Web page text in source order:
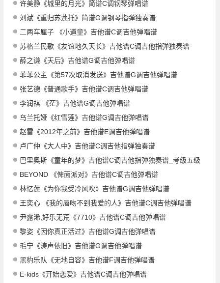
许美静《城里的月光》简谱C调钢琴弹唱谱
刘斌《重归苏莲托》简谱G调钢琴指弹独奏谱
二两车厘子 《小道童》吉他谱C调吉他弹唱谱
苏格兰民歌《友谊地久天长》吉他谱C调吉他指弹独奏谱
薛之谦《天后》吉他谱G调吉他弹唱谱
菲菲公主《第57次取消发送》吉他谱G调吉他弹唱谱
张艺德《普通歌手》吉他谱C调吉他弹唱谱
李润祺 《茫》吉他谱G调吉他弹唱谱
乌兰托娅《红雪莲》吉他谱G调吉他弹唱谱
赵雷《2012年之前》吉他谱E调吉他弹唱谱
卢广仲《大人中》吉他谱C调吉他指弹独奏谱
巴里奥斯《童年的梦》吉他谱C调吉他指弹独奏谱_考级五级
BEYOND 《俾面派对》吉他谱C调吉他弹唱谱
林忆莲《为你我受冷风吹》吉他谱G调吉他弹唱谱
王奕心 《我的唇吻不到我爱的人》吉他谱C调吉他弹唱谱
尹露浠,好乐无荒《7710》吉他谱C调吉他弹唱谱
黎姿《因你真正活过》吉他谱G调吉他弹唱谱
毛宁《涛声依旧》吉他谱G调吉他弹唱谱
黑豹乐队《无地自容》吉他谱F调吉他弹唱谱
E-kids《开始恋爱》吉他谱C调吉他弹唱谱